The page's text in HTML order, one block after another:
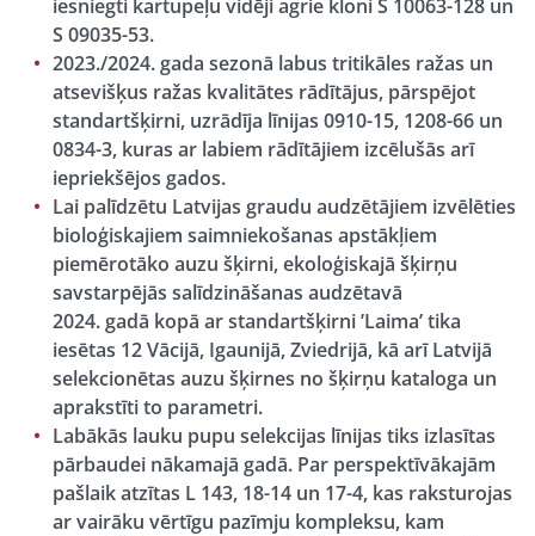
iesniegti kartupeļu vidēji agrie kloni S 10063-128 un
S 09035-53.
2023./2024. gada sezonā labus tritikāles ražas un
atsevišķus ražas kvalitātes rādītājus, pārspējot
standartšķirni, uzrādīja līnijas 0910-15, 1208-66 un
0834-3, kuras ar labiem rādītājiem izcēlušās arī
iepriekšējos gados.
Lai palīdzētu Latvijas graudu audzētājiem izvēlēties
bioloģiskajiem saimniekošanas apstākļiem
piemērotāko auzu šķirni, ekoloģiskajā šķirņu
savstarpējās salīdzināšanas audzētavā
2024. gadā kopā ar standartšķirni ’Laima’ tika
iesētas 12 Vācijā, Igaunijā, Zviedrijā, kā arī Latvijā
selekcionētas auzu šķirnes no šķirņu kataloga un
aprakstīti to parametri.
Labākās lauku pupu selekcijas līnijas tiks izlasītas
pārbaudei nākamajā gadā. Par perspektīvākajām
pašlaik atzītas L 143, 18-14 un 17-4, kas raksturojas
ar vairāku vērtīgu pazīmju kompleksu, kam